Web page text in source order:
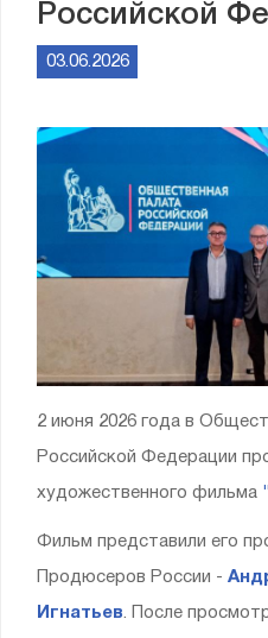
Российской
03.06.2026
2 июня 2026 года в
Российской Федерации
художественного фильма
Фильм представили его
Продюсеров России -
Игнатьев . После